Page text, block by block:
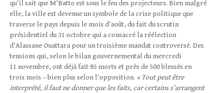
qu’il sait que M’Batto est sous le feu des projecteurs. Bien malgré
elle, la ville est devenue un symbole de la crise politique que
traverse le pays depuis le mois d’août, du fait du scrutin
présidentiel du 31 octobre qui a consacré la réélection
d’Alassane Ouattara pour un troisième mandat controversé. Des
tensions qui, selon le bilan gouvernemental du mercredi
11 novembre, ont déjà fait 85 morts et près de 500 blessés en
trois mois – bien plus selon l’opposition. « Tout peut être
interprété, il faut ne donner que les faits, car certains s’arrangent